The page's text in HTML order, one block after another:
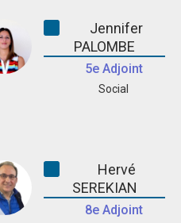
Jennifer
PALOMBE
5e Adjoint
Social
Hervé
SEREKIAN
8e Adjoint